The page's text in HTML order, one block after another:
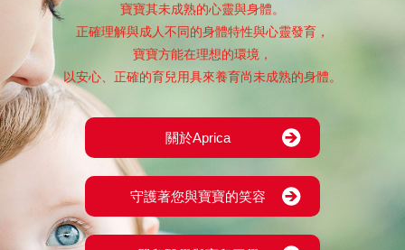
寶寶其未成熟的心靈與身體。
正確理解與成人不同的身體特性與心靈發育，
寶寶方能在理想的環境，
以安心、正確的育兒用具來養育尚未成熟的身體。
關於Aprica
守護著您與寶寶的笑容